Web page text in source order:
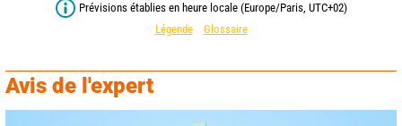
Prévisions établies en heure locale (Europe/Paris, UTC+02)
Légende
Glossaire
Avis de l'expert